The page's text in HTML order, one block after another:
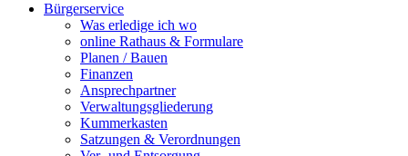
Bürgerservice
Was erledige ich wo
online Rathaus & Formulare
Planen / Bauen
Finanzen
Ansprechpartner
Verwaltungsgliederung
Kummerkasten
Satzungen & Verordnungen